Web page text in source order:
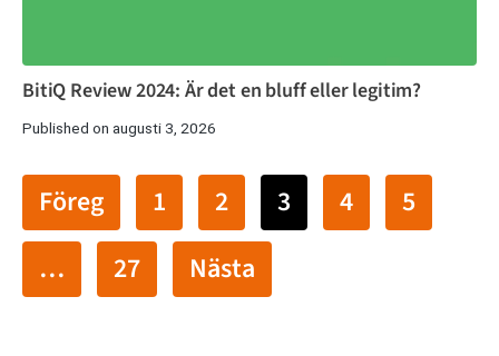
BitiQ Review 2024: Är det en bluff eller legitim?
Published on augusti 3, 2026
Föreg 1 2 3 4
5
…
27 Nästa